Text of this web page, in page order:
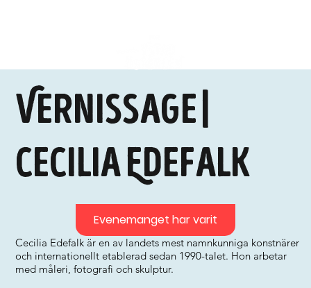
Vernissage |
Cecilia Edefalk
Cecilia Edefalk är en av landets mest namnkunniga konstnärer
och internationellt etablerad sedan 1990-talet. Hon arbetar
med måleri, fotografi och skulptur.
Evenemanget har varit